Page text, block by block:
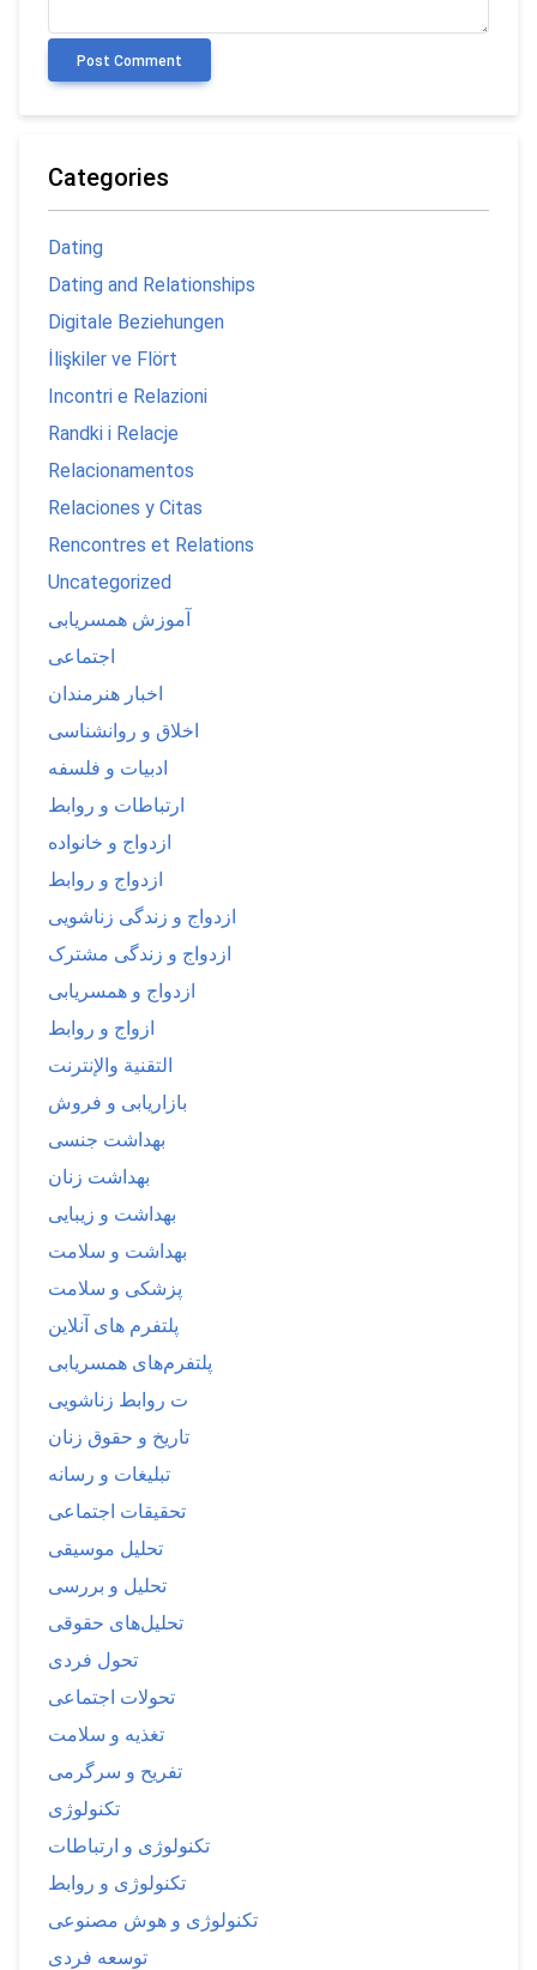
Post Comment
Categories
Dating
Dating and Relationships
Digitale Beziehungen
İlişkiler ve Flört
Incontri e Relazioni
Randki i Relacje
Relacionamentos
Relaciones y Citas
Rencontres et Relations
Uncategorized
آموزش همسریابی
اجتماعی
اخبار هنرمندان
اخلاق و روانشناسی
ادبیات و فلسفه
ارتباطات و روابط
ازدواج و خانواده
ازدواج و روابط
ازدواج و زندگی زناشویی
ازدواج و زندگی مشترک
ازدواج و همسریابی
ازواج و روابط
التقنية والإنترنت
بازاریابی و فروش
بهداشت جنسی
بهداشت زنان
بهداشت و زیبایی
بهداشت و سلامت
پزشکی و سلامت
پلتفرم های آنلاین
پلتفرم‌های همسریابی
ت روابط زناشویی
تاریخ و حقوق زنان
تبلیغات و رسانه
تحقیقات اجتماعی
تحلیل موسیقی
تحلیل و بررسی
تحلیل‌های حقوقی
تحول فردی
تحولات اجتماعی
تغذیه و سلامت
تفریح و سرگرمی
تکنولوژی
تکنولوژی و ارتباطات
تکنولوژی و روابط
تکنولوژی و هوش مصنوعی
توسعه فردی